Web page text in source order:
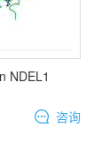
NDEL1
咨询